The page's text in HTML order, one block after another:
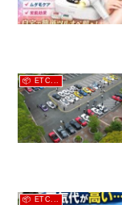
📦 ETC...
📦 ETC...